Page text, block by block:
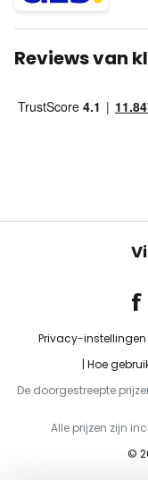
Reviews van
Privacy-instellingen
Hoe
De doorgestreepte
Alle prijzen zijn
©